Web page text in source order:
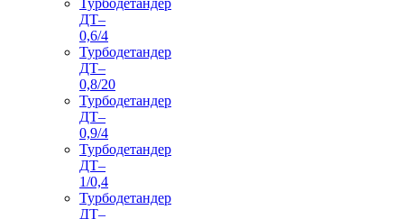
ДТ–
0,6/4
Турбодетандер
ДТ–
0,8/20
Турбодетандер
ДТ–
0,9/4
Турбодетандер
ДТ–
1/0,4
Турбодетандер
ДТ–